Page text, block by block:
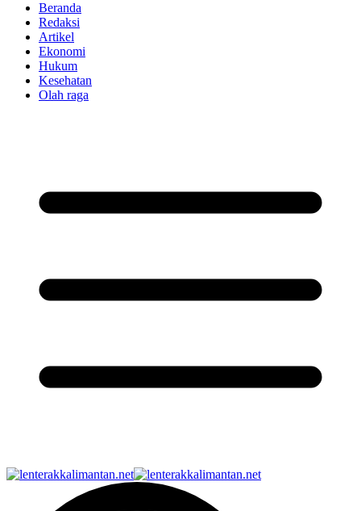
Beranda
Redaksi
Artikel
Ekonomi
Hukum
Kesehatan
Olah raga